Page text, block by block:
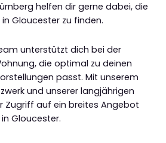
helfen dir gerne dabei, die
Gloucester zu finden.
unterstützt dich bei der
die optimal zu deinen
passt. Mit unserem
und unserer langjährigen
Zugriff auf ein breites Angebot
Gloucester.